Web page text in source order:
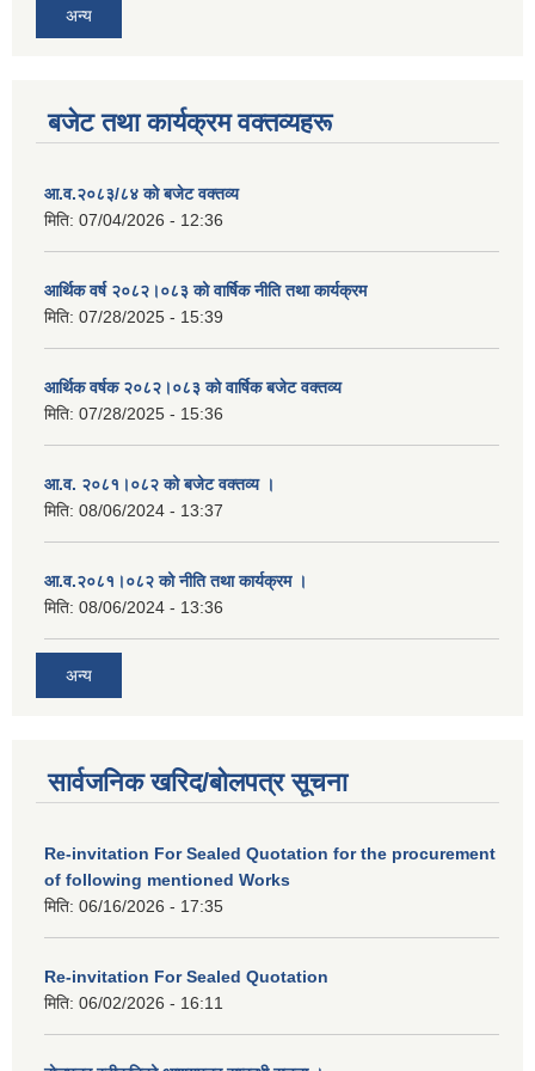
अन्य
बजेट तथा कार्यक्रम वक्तव्यहरू
आ.व.२०८३/८४ को बजेट वक्तव्य
मिति: 07/04/2026 - 12:36
आर्थिक वर्ष २०८२।०८३ को वार्षिक नीति तथा कार्यक्रम
मिति: 07/28/2025 - 15:39
आर्थिक वर्षक २०८२।०८३ को वार्षिक बजेट वक्तव्य
मिति: 07/28/2025 - 15:36
आ.व. २०८१।०८२ को बजेट वक्तव्य ।
मिति: 08/06/2024 - 13:37
आ.व.२०८१।०८२ को नीति तथा कार्यक्रम ।
मिति: 08/06/2024 - 13:36
अन्य
सार्वजनिक खरिद/बोलपत्र सूचना
Re-invitation For Sealed Quotation for the procurement
of following mentioned Works
मिति: 06/16/2026 - 17:35
Re-invitation For Sealed Quotation
मिति: 06/02/2026 - 16:11